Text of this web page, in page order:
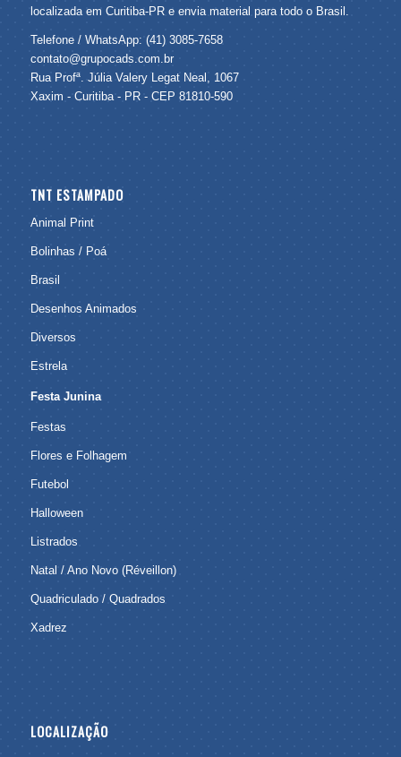
localizada em Curitiba-PR e envia material para todo o Brasil.
Telefone / WhatsApp: (41) 3085-7658
contato@grupocads.com.br
Rua Profª. Júlia Valery Legat Neal, 1067
Xaxim - Curitiba - PR - CEP 81810-590
TNT ESTAMPADO
Animal Print
Bolinhas / Poá
Brasil
Desenhos Animados
Diversos
Estrela
Festa Junina
Festas
Flores e Folhagem
Futebol
Halloween
Listrados
Natal / Ano Novo (Réveillon)
Quadriculado / Quadrados
Xadrez
LOCALIZAÇÃO